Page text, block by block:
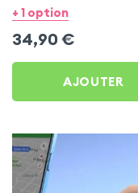
Tête rotative à 360°
+ 1 option
34,90 €
AJOUTER